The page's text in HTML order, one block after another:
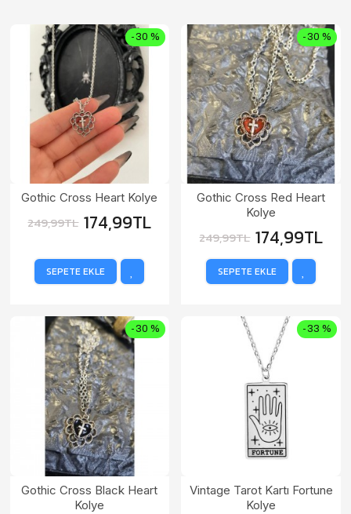
-30 %
Gothic Cross Heart Kolye
174,99TL
249,99TL
SEPETE EKLE
-30 %
Gothic Cross Red Heart
Kolye
174,99TL
249,99TL
SEPETE EKLE
-30 %
Gothic Cross Black Heart
Kolye
-33 %
Vintage Tarot Kartı Fortune
Kolye